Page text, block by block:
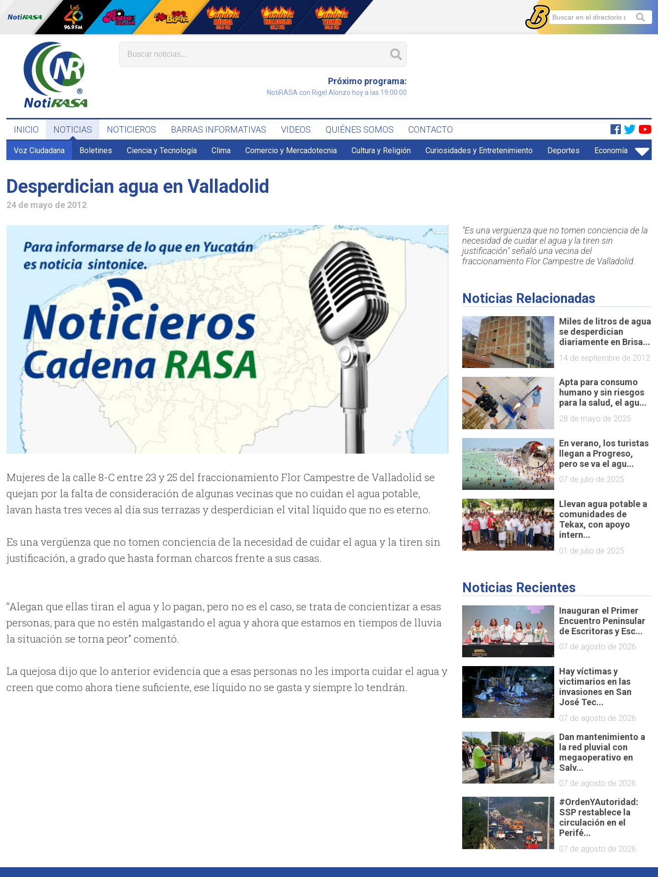
Próximo programa:
NotiRASA con Rigel Alonzo hoy a las 19:00:00
INICIO NOTICIAS NOTICIEROS BARRAS INFORMATIVAS VIDEOS QUIÉNES SOMOS CONTACTO
Voz Ciudadana Boletines Ciencia y Tecnología Clima Comercio y Mercadotecnia Cultura y Religión Curiosidades y Entretenimiento Deportes Economía
Desperdician agua en Valladolid
24 de mayo de 2012
Mujeres de la calle 8-C entre 23 y 25 del fraccionamiento Flor Campestre de Valladolid se
quejan por la falta de consideración de algunas vecinas que no cuidan el agua potable,
lavan hasta tres veces al día sus terrazas y desperdician el vital líquido que no es eterno.
Es una vergüenza que no tomen conciencia de la necesidad de cuidar el agua y la tiren sin
justificación, a grado que hasta forman charcos frente a sus casas.
“Alegan que ellas tiran el agua y lo pagan, pero no es el caso, se trata de concientizar a esas
personas, para que no estén malgastando el agua y ahora que estamos en tiempos de lluvia
la situación se torna peor” comentó.
La quejosa dijo que lo anterior evidencia que a esas personas no les importa cuidar el agua y
creen que como ahora tiene suficiente, ese líquido no se gasta y siempre lo tendrán.
"Es una vergüenza que no tomen conciencia de la
necesidad de cuidar el agua y la tiren sin
justificación" señaló una vecina del
fraccionamiento Flor Campestre de Valladolid.
Noticias Relacionadas
Miles de litros de agua
se desperdician
diariamente en Brisa...
14 de septiembre de 2012
Apta para consumo
humano y sin riesgos
para la salud, el agu...
28 de mayo de 2025
En verano, los turistas
llegan a Progreso,
pero se va el agu...
07 de julio de 2025
Llevan agua potable a
comunidades de
Tekax, con apoyo
intern...
01 de julio de 2025
Noticias Recientes
Inauguran el Primer
Encuentro Peninsular
de Escritoras y Esc...
07 de agosto de 2026
Hay víctimas y
victimarios en las
invasiones en San
José Tec...
07 de agosto de 2026
Dan mantenimiento a
la red pluvial con
megaoperativo en
Salv...
07 de agosto de 2026
#OrdenYAutoridad:
SSP restablece la
circulación en el
Perifé...
07 de agosto de 2026